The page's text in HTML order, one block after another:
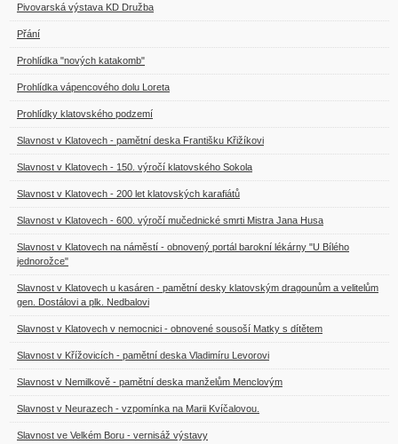
Pivovarská výstava KD Družba
Přání
Prohlídka "nových katakomb"
Prohlídka vápencového dolu Loreta
Prohlídky klatovského podzemí
Slavnost v Klatovech - pamětní deska Františku Křižíkovi
Slavnost v Klatovech - 150. výročí klatovského Sokola
Slavnost v Klatovech - 200 let klatovských karafiátů
Slavnost v Klatovech - 600. výročí mučednické smrti Mistra Jana Husa
Slavnost v Klatovech na náměstí - obnovený portál barokní lékárny "U Bílého
jednorožce"
Slavnost v Klatovech u kasáren - pamětní desky klatovským dragounům a velitelům
gen. Dostálovi a plk. Nedbalovi
Slavnost v Klatovech v nemocnici - obnovené sousoší Matky s dítětem
Slavnost v Křížovicích - pamětní deska Vladimíru Levorovi
Slavnost v Nemilkově - pamětní deska manželům Menclovým
Slavnost v Neurazech - vzpomínka na Marii Kvíčalovou.
Slavnost ve Velkém Boru - vernisáž výstavy